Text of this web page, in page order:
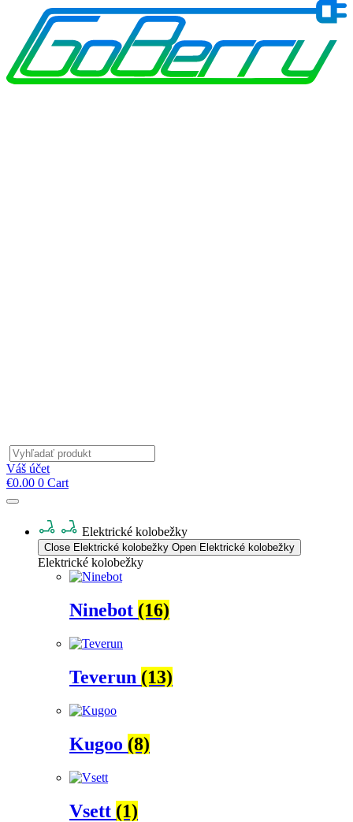
Products
search
Váš účet
€0.00 0 Cart
Elektrické kolobežky
Close Elektrické kolobežky Open Elektrické kolobežky
Elektrické kolobežky
Ninebot (16)
Teverun (13)
Kugoo (8)
Vsett (1)